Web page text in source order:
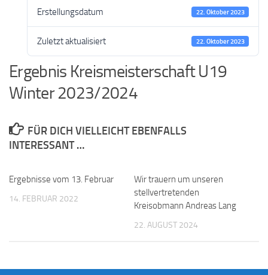
Erstellungsdatum 22. Oktober 2023
Zuletzt aktualisiert 22. Oktober 2023
Ergebnis Kreismeisterschaft U19
Winter 2023/2024
FÜR DICH VIELLEICHT EBENFALLS
INTERESSANT …
Ergebnisse vom 13. Februar
14. FEBRUAR 2022
Wir trauern um unseren
stellvertretenden
Kreisobmann Andreas Lang
22. AUGUST 2024